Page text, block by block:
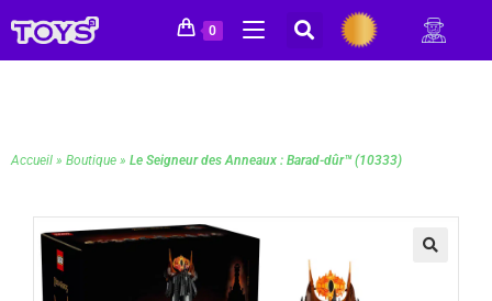
0
Accueil » Boutique » Le Seigneur des Anneaux : Barad-dûr™ (10333)